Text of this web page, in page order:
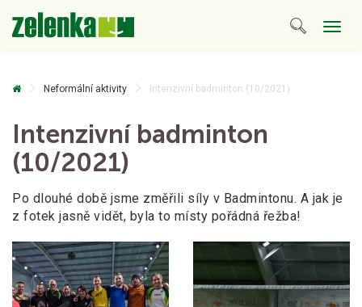
Neformální aktivity Intenzivní badminton (10/2021)
Intenzivní badminton
(10/2021)
Po dlouhé době jsme změřili síly v Badmintonu. A jak je
z fotek jasně vidět, byla to místy pořádná řežba!